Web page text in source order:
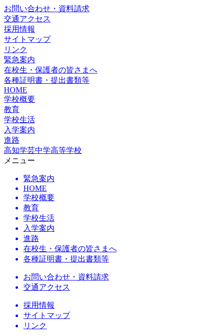
お問い合わせ・資料請求
交通アクセス
採用情報
サイトマップ
リンク
緊急案内
在校生・保護者の皆さまへ
各種証明書・提出書類等
HOME
学校概要
教育
学校生活
入学案内
進路
高知学芸中学高等学校
メニュー
緊急案内
HOME
学校概要
教育
学校生活
入学案内
進路
在校生・保護者の皆さまへ
各種証明書・提出書類等
お問い合わせ・資料請求
交通アクセス
採用情報
サイトマップ
リンク